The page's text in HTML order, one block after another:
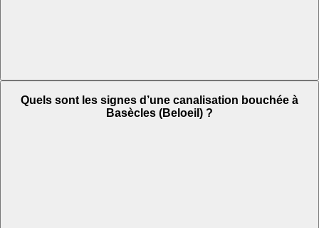
Quels sont les signes d’une canalisation bouchée à
Basècles (Beloeil) ?